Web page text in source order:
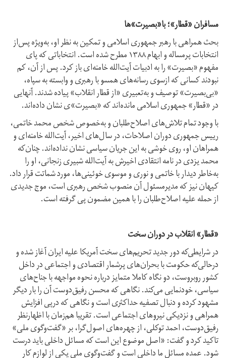
مسافران «قطار»؛ با«بصیرت»ها
بحث همراهی با رهبر جمهوری اسلامی و تمکین به نظر او، به‌ویژه پس‌از
انتخابات پرمساله و ابهام ۱۳۸۸ مطرح شده است. انتخاباتی که پای
مفهوم «بصیرت» را به ادبیات آیت‌الله خامنه‌ای باز کرد. پس از آن، کم
نبودند کسانی که ازسوی رسانه‌های همسو با رهبری و وابسته به سپاه،
«بی‌بصیرت» توصیف و به‌تعبیری «از قطار انقلاب» پیاده شدند. آنهایی
در «قطار» جمهوری اسلامی مانده‌اند که «بصیرت»ی نشان داده‌اند.
با وجود تمام تلاش‌های اصلاح‌طلبان و به‌خصوص شخص محمد خاتمی،
رییس جمهوری دوران اصلاحات، در سال‌های اخیر، آیت‌الله خامنه‌ای و
همراهان او، روی خوشی به این جریان سیاسی نشان نداده‌اند. چنان‌که
محمد یزدی در نامه انتقادی اخیرش به آیت‌الله شبیری زنجانی، او را
به‌خاطر دیدار با خاتمی و نوری و موسوی خوئینی‌ها، مورد شماتت قرار داد.
کیهان نیز که مدیرمسئول آن منصوب شخص رهبری است، موج جدیدی
از حمله علیه اصلاح‌طلبان را با همین مضمون پی گرفته است.
«قطار» انقلاب در دوران سخت
در شرایطی‌که دور جدید تحریم‌های سخت آمریکا علیه ایران آغاز شده و
درحالی‌که حکومت با بحران‌های پرشمار اقتصادی و اجتماعی در داخل
کشور روبروست، دو نگاه کاملا متمایز درباره نحوه مواجهه با جناح‌های
سیاسی، خودنمایی می‌کند. نگاهی که محسن رفیق‌دوست آن را بار دیگر
مشهود کرده و دنبال تصفیه حداکثری است و نگاهی که درپی افزایش
همراهی و نزدیکی نیروهای اجتماعی است. تقریبا هم‌زمان با اظهارنظر
رفیق‌دوست، احمد توکلی، از چهره‌های اصول‌گرا، بر «گفت‌وگوی ملی»
تاکید کرد و گفت: «‌اصل موضوع این است که مسائل داخلی باید درست